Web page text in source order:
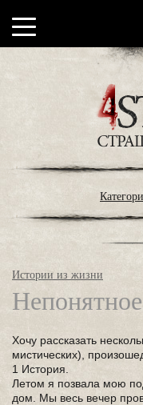
Истории из жизни
Непонятное
Хочу рассказать
мистических),
1 История.
Летом я позвала мою
дом. Мы весь вечер